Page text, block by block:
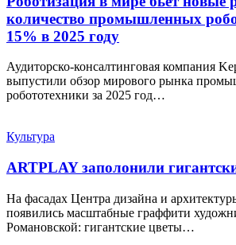
количество промышленных
15% в 2025 году
Аудиторско-консалтинговая компания
выпустили обзор мирового рынка
робототехники за 2025 год…
Культура
ARTPLAY заполонили
На фасадах Центра дизайна и
появились масштабные граффити
Романовской: гигантские цветы…